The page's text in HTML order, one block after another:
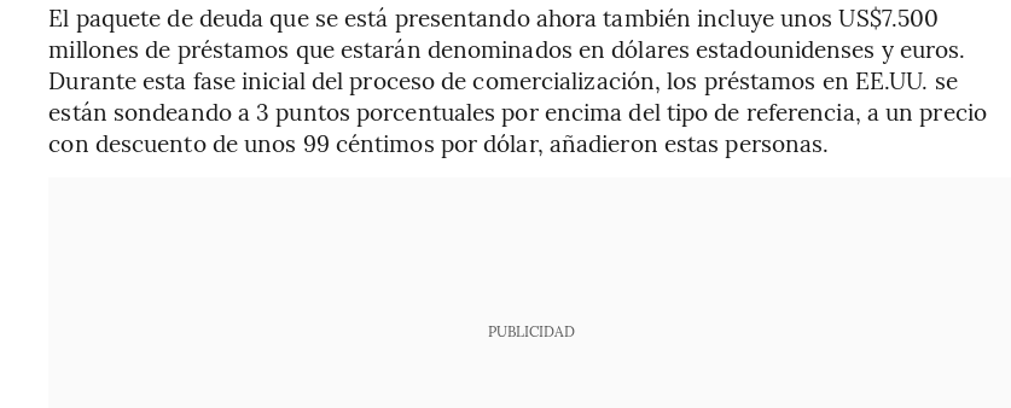
El paquete de deuda que se está presentando ahora también incluye unos US$7.500
millones de préstamos que estarán denominados en dólares estadounidenses y euros.
Durante esta fase inicial del proceso de comercialización, los préstamos en EE.UU. se
están sondeando a 3 puntos porcentuales por encima del tipo de referencia, a un precio
con descuento de unos 99 céntimos por dólar, añadieron estas personas.
PUBLICIDAD